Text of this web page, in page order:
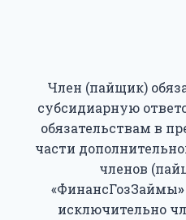
Член (пайщик)
субсидиарную
обязательствам в
части
членов
«ФинансГозЗаймы»
исключительно